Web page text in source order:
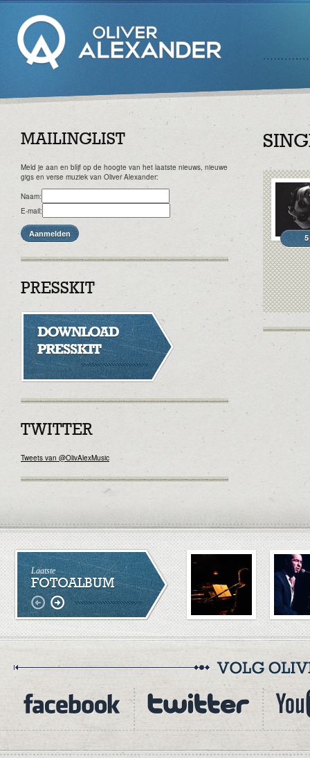
MAILINGLIST
Meld je aan en blijf op de hoogte van het laatste nieuws, nieuwe
gigs en verse muziek van Oliver Alexander:
Naam:
E-mail:
PRESSKIT
TWITTER
Tweets van @OlivAlexMusic
Laatste
FOTOALBUM